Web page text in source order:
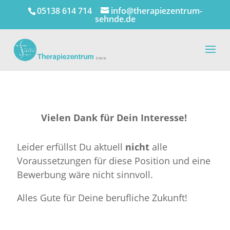
05138 614 714 info@therapiezentrum-
sehnde.de
Vielen Dank für Dein Interesse!
Leider erfüllst Du aktuell nicht alle
Voraussetzungen für diese Position und eine
Bewerbung wäre nicht sinnvoll.
Alles Gute für Deine berufliche Zukunft!